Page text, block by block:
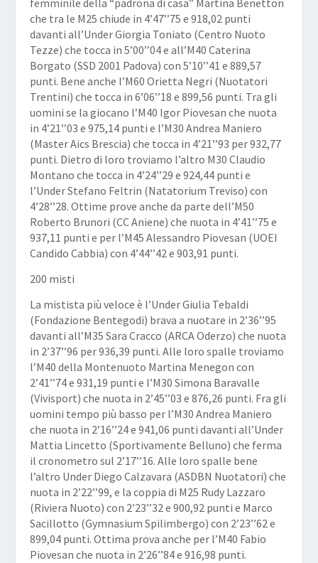
che tra le M25 chiude in 4’47’’75 e 918,02 punti
davanti all’UnderGiorgia Toniato (Centro Nuoto
Tezze) che tocca in 5’00’’04 e all’M40Caterina
Borgato (SSD 2001 Padova) con 5’10’’41 e 889,57
punti. Bene anche l’M60 Orietta Negri (Nuotatori
Trentini) che tocca in 6’06’’18 e 899,56 punti. Tra gli
uomini se la giocano l’M40 Igor Piovesan che nuota
in 4’21’’03 e 975,14 punti e l’M30Andrea Maniero
(Master Aics Brescia) che tocca in 4’21’’93 per 932,77
punti. Dietro di loro troviamo l’altro M30Claudio
Montano che tocca in 4’24’’29 e 924,44 punti e
l’UnderStefano Feltrin (Natatorium Treviso) con
4’28’’28. Ottime prove anche da parte dell’M50
Roberto Brunori (CC Aniene) che nuota in 4’41’’75 e
937,11 punti e per l’M45Alessandro Piovesan (UOEI
Candido Cabbia) con 4’44’’42 e 903,91 punti.
200 misti
La mistista più veloce è l’UnderGiulia Tebaldi
(Fondazione Bentegodi) brava a nuotare in 2’36’’95
davanti all’M35Sara Cracco (ARCA Oderzo) che nuota
in 2’37’’96 per 936,39 punti. Alle loro spalle troviamo
l’M40 della Montenuoto Martina Menegon con
2’41’’74 e 931,19 punti e l’M30Simona Baravalle
(Vivisport) che nuota in 2’45’’03 e 876,26 punti. Fra gli
uomini tempo più basso per l’M30Andrea Maniero
che nuota in 2’16’’24 e 941,06 punti davanti all’Under
Mattia Lincetto (Sportivamente Belluno) che ferma
il cronometro sul 2’17’’16. Alle loro spalle bene
l’altro Under Diego Calzavara (ASDBN Nuotatori) che
nuota in 2’22’’99, e la coppia di M25 Rudy Lazzaro
(Riviera Nuoto) con 2’23’’32 e 900,92 punti e Marco
Sacillotto (Gymnasium Spilimbergo) con 2’23’’62 e
899,04 punti. Ottima prova anche per l’M40 Fabio
Piovesan che nuota in 2’26’’84 e 916,98 punti.